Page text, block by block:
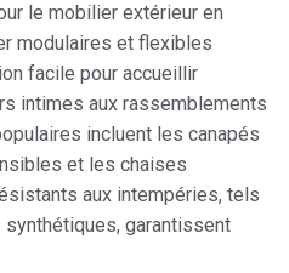
le mobilier extérieur en
modulaires et flexibles
facile pour accueillir
intimes aux rassemblements
incluent les canapés
et les chaises
aux intempéries, tels
garantissent